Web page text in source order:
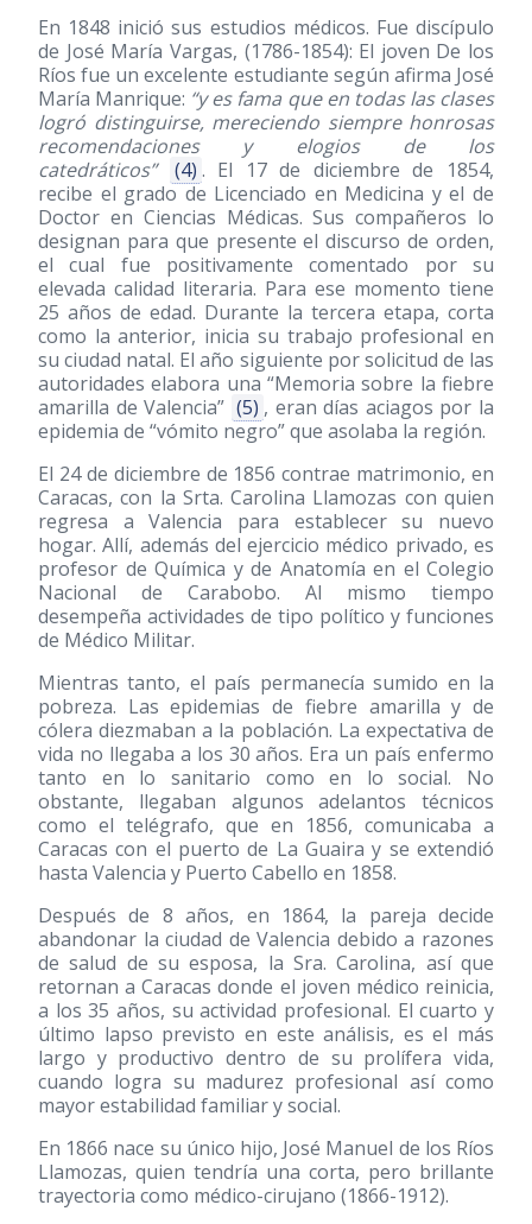
En 1848 inició sus estudios médicos. Fue discípulo
de José María Vargas, (1786-1854): El joven De los
Ríos fue un excelente estudiante según afirma José
María Manrique: “y es fama que en todas las clases
logró distinguirse, mereciendo siempre honrosas
recomendaciones y elogios de los
catedráticos”
(4) . El 17 de diciembre de 1854,
recibe el grado de Licenciado en Medicina y el de
Doctor en Ciencias Médicas. Sus compañeros lo
designan para que presente el discurso de orden,
el cual fue positivamente comentado por su
elevada calidad literaria. Para ese momento tiene
25 años de edad. Durante la tercera etapa, corta
como la anterior, inicia su trabajo profesional en
su ciudad natal. El año siguiente por solicitud de las
autoridades elabora una “Memoria sobre la fiebre
amarilla de Valencia” (5) , eran días aciagos por la
epidemia de “vómito negro” que asolaba la región.
El 24 de diciembre de 1856 contrae matrimonio, en
Caracas, con la Srta. Carolina Llamozas con quien
regresa a Valencia para establecer su nuevo
hogar. Allí, además del ejercicio médico privado, es
profesor de Química y de Anatomía en el Colegio
Nacional de Carabobo. Al mismo tiempo
desempeña actividades de tipo político y funciones
de Médico Militar.
Mientras tanto, el país permanecía sumido en la
pobreza. Las epidemias de fiebre amarilla y de
cólera diezmaban a la población. La expectativa de
vida no llegaba a los 30 años. Era un país enfermo
tanto en lo sanitario como en lo social. No
obstante, llegaban algunos adelantos técnicos
como el telégrafo, que en 1856, comunicaba a
Caracas con el puerto de La Guaira y se extendió
hasta Valencia y Puerto Cabello en 1858.
Después de 8 años, en 1864, la pareja decide
abandonar la ciudad de Valencia debido a razones
de salud de su esposa, la Sra. Carolina, así que
retornan a Caracas donde el joven médico reinicia,
a los 35 años, su actividad profesional. El cuarto y
último lapso previsto en este análisis, es el más
largo y productivo dentro de su prolífera vida,
cuando logra su madurez profesional así como
mayor estabilidad familiar y social.
En 1866 nace su único hijo, José Manuel de los Ríos
Llamozas, quien tendría una corta, pero brillante
trayectoria como médico-cirujano (1866-1912).